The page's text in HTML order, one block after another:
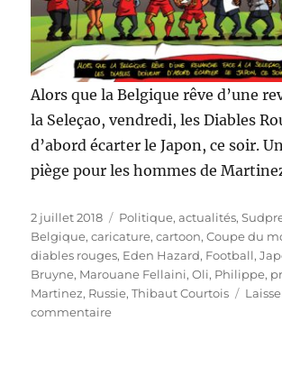
Alors que la Belgique rêve d’une
la Seleçao, vendredi, les Diables
d’abord écarter le Japon, ce soir.
piège pour les hommes de
Publié
le
2 juillet 2018 Catégories
Politique, actualités,
Belgique,caricature,cartoon,Coupe du
diables rouges, Eden Hazard, Football,
Bruyne, Marouane Fellaini,Oli, Philippe,
Martinez, Russie,Thibaut Courtois
commentairesur